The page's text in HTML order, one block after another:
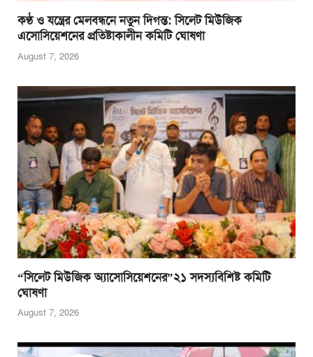
কণ্ঠ ও যন্ত্রের মেলবন্ধনে নতুন দিগন্ত: সিলেট মিউজিক
এসোসিয়েশনের প্রতিষ্টাকালীন কমিটি ঘোষণা
August 7, 2026
“সিলেট মিউজিক অ্যাসোসিয়েশনের”২১ সদস্যবিশিষ্ট কমিটি
ঘোষণা
August 7, 2026